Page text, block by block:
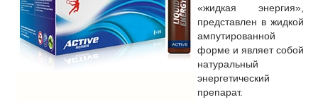
«жидкая энергия»,
представлен в жидкой
ампутированной
форме и являет собой
натуральный
энергетический
препарат.